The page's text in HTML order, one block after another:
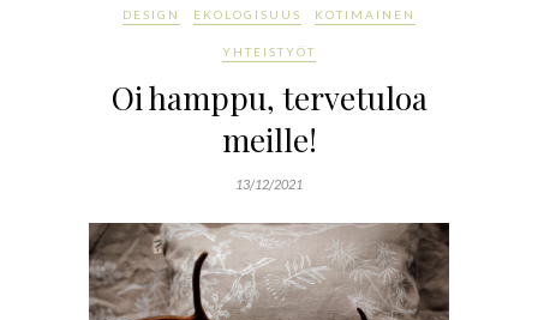
DESIGN EKOLOGISUUS KOTIMAINEN
YHTEISTYÖT
Oi hamppu, tervetuloa
meille!
13/12/2021